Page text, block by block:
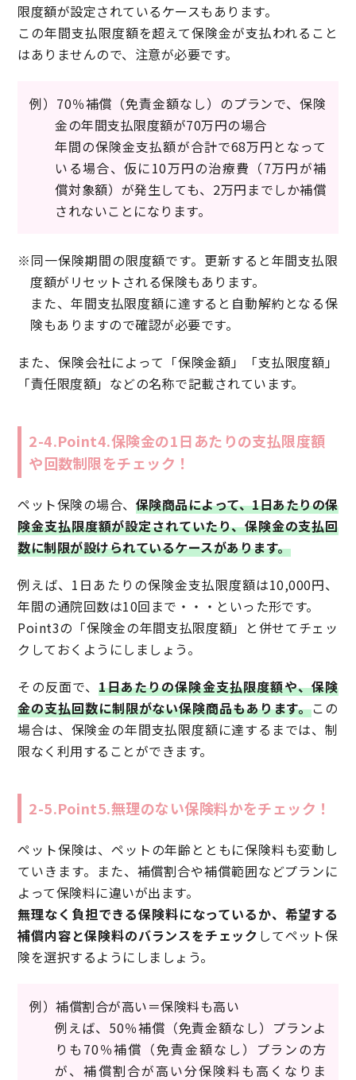
限度額が設定されているケースもあります。
この年間支払限度額を超えて保険金が支払われること
はありませんので、注意が必要です。
例）70％補償（免責金額なし）のプランで、保険
金の年間支払限度額が70万円の場合
年間の保険金支払額が合計で68万円となって
いる場合、仮に10万円の治療費（7万円が補
償対象額）が発生しても、2万円までしか補償
されないことになります。
※同一保険期間の限度額です。更新すると年間支払限
度額がリセットされる保険もあります。
また、年間支払限度額に達すると自動解約となる保
険もありますので確認が必要です。
また、保険会社によって「保険金額」「支払限度額」
「責任限度額」などの名称で記載されています。
2-4.Point4.保険金の1日あたりの支払限度額
や回数制限をチェック！
ペット保険の場合、 保険商品によって、1日あたりの保
険金支払限度額が設定されていたり、保険金の支払回
数に制限が設けられているケースがあります。
例えば、1日あたりの保険金支払限度額は10,000円、
年間の通院回数は10回まで・・・といった形です。
Point3の「保険金の年間支払限度額」と併せてチェッ
クしておくようにしましょう。
その反面で、1日あたりの保険金支払限度額や、保険
金の支払回数に制限がない保険商品もあります。この
場合は、保険金の年間支払限度額に達するまでは、制
限なく利用することができます。
2-5.Point5.無理のない保険料かをチェック！
ペット保険は、ペットの年齢とともに保険料も変動し
ていきます。また、補償割合や補償範囲などプランに
よって保険料に違いが出ます。
無理なく負担できる保険料になっているか、希望する
補償内容と保険料のバランスをチェック してペット保
険を選択するようにしましょう。
例）補償割合が高い＝保険料も高い
例えば、50％補償（免責金額なし）プランよ
りも70％補償（免責金額なし）プランの方
が、補償割合が高い分保険料も高くなりま